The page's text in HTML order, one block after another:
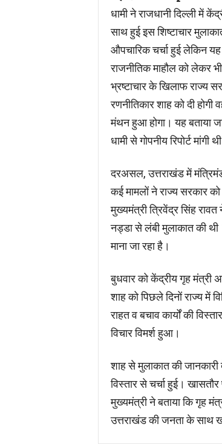
धामी ने राजधानी दिल्ली में
साथ हुई इस शिष्टाचार
औपचारिक चर्चा हुई लेकिन यह
राजनीतिक माहौल को लेकर भी
भ्रष्टाचार के खिलाफ राज्य
रणनीतिकार शाह को दी
मंथन हुआ होगा। यह बताया
धामी से गोपनीय रिपोर्ट
दरअसल, उत्तराखंड में
कई मामलों ने राज्य सरकार
मुख्यमंत्री त्रिवेंद्र सिंह
नड्डा से लंबी मुलाकात की
माना जा रहा है।
बुधवार को केंद्रीय गृह मंत्री
शाह को पिछले दिनों राज्य में
राहत व बचाव कार्यों की
विचार विमर्श हुआ।
शाह से मुलाकात की जानकारी
विस्तार से चर्चा हुई।
मुख्यमंत्री ने बताया कि गृह
उत्तराखंड की जनता के साथ